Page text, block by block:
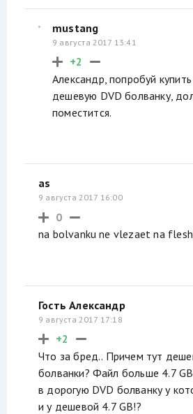
mustang
9 августа 2017 13:41
+2
Александр, попробуй
дешевую DVD болванку,
поместится.
as
9 августа 2017 16:00
0
na bolvanku ne vlezaet na
Гость Александр
9 августа 2017 17:18
+2
Что за бред.. Причем тут
болванки? Файл больше 4.7 GB
в дорогую DVD болванку у
и у дешевой 4.7 GB!?